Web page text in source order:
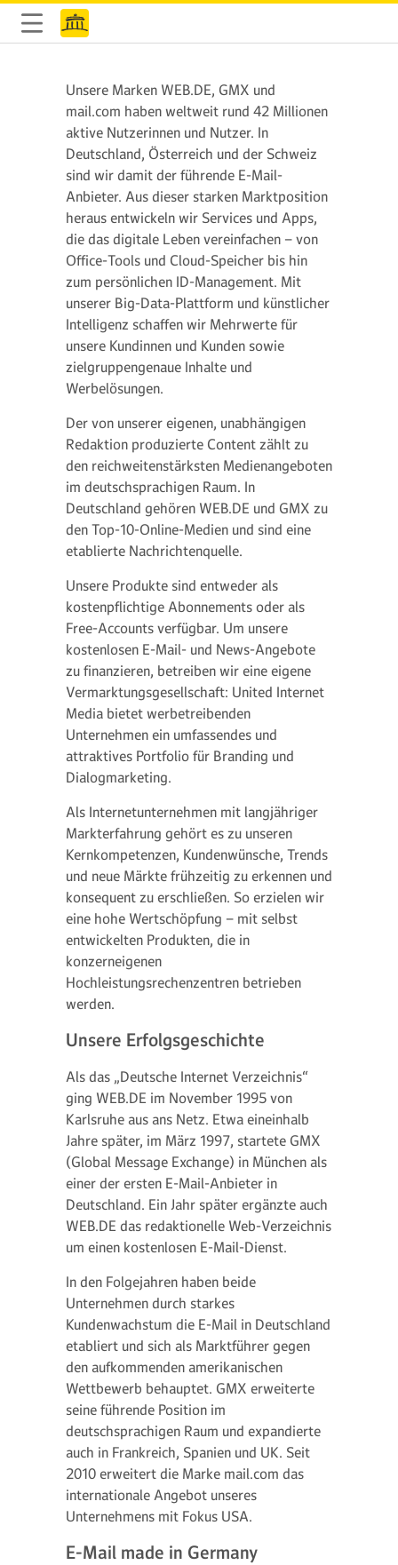
Unsere Marken WEB.DE, GMX und
mail.com haben weltweit rund 42 Millionen
aktive Nutzerinnen und Nutzer. In
Deutschland, Österreich und der Schweiz
sind wir damit der führende E-Mail-
Anbieter. Aus dieser starken Marktposition
heraus entwickeln wir Services und Apps,
die das digitale Leben vereinfachen – von
Office-Tools und Cloud-Speicher bis hin
zum persönlichen ID-Management. Mit
unserer Big-Data-Plattform und künstlicher
Intelligenz schaffen wir Mehrwerte für
unsere Kundinnen und Kunden sowie
zielgruppengenaue Inhalte und
Werbelösungen.
Der von unserer eigenen, unabhängigen
Redaktion produzierte Content zählt zu
den reichweitenstärksten Medienangeboten
im deutschsprachigen Raum. In
Deutschland gehören WEB.DE und GMX zu
den Top-10-Online-Medien und sind eine
etablierte Nachrichtenquelle.
Unsere Produkte sind entweder als
kostenpflichtige Abonnements oder als
Free-Accounts verfügbar. Um unsere
kostenlosen E-Mail- und News-Angebote
zu finanzieren, betreiben wir eine eigene
Vermarktungsgesellschaft: United Internet
Media bietet werbetreibenden
Unternehmen ein umfassendes und
attraktives Portfolio für Branding und
Dialogmarketing.
Als Internetunternehmen mit langjähriger
Markterfahrung gehört es zu unseren
Kernkompetenzen, Kundenwünsche, Trends
und neue Märkte frühzeitig zu erkennen und
konsequent zu erschließen. So erzielen wir
eine hohe Wertschöpfung – mit selbst
entwickelten Produkten, die in
konzerneigenen
Hochleistungsrechenzentren betrieben
werden.
Unsere Erfolgsgeschichte
Als das „Deutsche Internet Verzeichnis“
ging WEB.DE im November 1995 von
Karlsruhe aus ans Netz. Etwa eineinhalb
Jahre später, im März 1997, startete GMX
(Global Message Exchange) in München als
einer der ersten E-Mail-Anbieter in
Deutschland. Ein Jahr später ergänzte auch
WEB.DE das redaktionelle Web-Verzeichnis
um einen kostenlosen E-Mail-Dienst.
In den Folgejahren haben beide
Unternehmen durch starkes
Kundenwachstum die E-Mail in Deutschland
etabliert und sich als Marktführer gegen
den aufkommenden amerikanischen
Wettbewerb behauptet. GMX erweiterte
seine führende Position im
deutschsprachigen Raum und expandierte
auch in Frankreich, Spanien und UK. Seit
2010 erweitert die Marke mail.com das
internationale Angebot unseres
Unternehmens mit Fokus USA.
E-Mail made in Germany